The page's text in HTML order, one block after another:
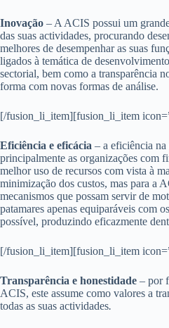
Inovação – A ACIS possui um
das suas actividades, procurando
melhores de desempenhar as suas
ligados à temática de
sectorial, bem como a transparência
forma com novas formas de análise.
[/fusion_li_item][fusion_li_item
Eficiência e eficácia – a eficiência na
principalmente as organizações com
melhor uso de recursos com vista à
minimização dos custos, mas para a
mecanismos que possam servir de
patamares apenas equiparáveis com
possível, produzindo eficazmente
[/fusion_li_item][fusion_li_item
Transparência e honestidade – por
ACIS, este assume como valores a
todas as suas actividades.